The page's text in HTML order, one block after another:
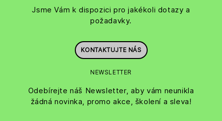
Jsme Vám k dispozici pro jakékoli dotazy a
požadavky.
KONTAKTUJTE NÁS
NEWSLETTER
Odebírejte náš Newsletter, aby vám neunikla
žádná novinka, promo akce, školení a sleva!